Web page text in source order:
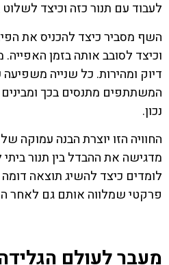
לעבוד עם תנור כזה וכיצד
השף מסביר כיצד להכניס את
וכיצד לסובב אותה בזמן
דיוק ומהירות. כל שנייה
המשתתפים מתנסים בכך
נכון.
החוויה הזו יוצרת הבנה עמוקה
מדגישה את ההבדל בין תנור
לומדים כיצד להשיג תוצאה
פרקטי שמלווה אותם גם לאחר
מעבר לעולם